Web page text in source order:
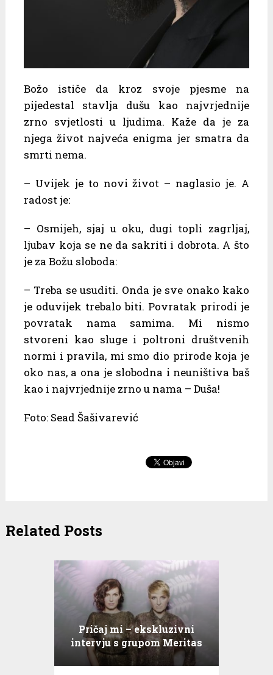
Božo ističe da kroz svoje pjesme na
pijedestal stavlja dušu kao najvrjednije
zrno svjetlosti u ljudima. Kaže da je za
njega život najveća enigma jer smatra da
smrti nema.
– Uvijek je to novi život – naglasio je. A
radost je:
– Osmijeh, sjaj u oku, dugi topli zagrljaj,
ljubav koja se ne da sakriti i dobrota. A što
je za Božu sloboda:
– Treba se usuditi. Onda je sve onako kako
je oduvijek trebalo biti. Povratak prirodi je
povratak nama samima. Mi nismo
stvoreni kao sluge i poltroni društvenih
normi i pravila, mi smo dio prirode koja je
oko nas, a ona je slobodna i neuništiva baš
kao i najvrjednije zrno u nama – Duša!
Foto: Sead Šašivarević
Related Posts
Pričaj mi – ekskluzivni
intervju s grupom Meritas